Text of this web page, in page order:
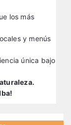
los más
y menús
única bajo